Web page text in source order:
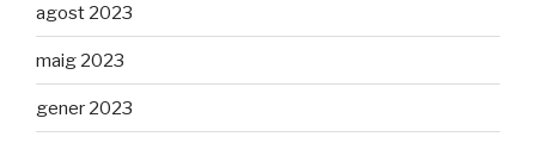
agost 2023
maig 2023
gener 2023